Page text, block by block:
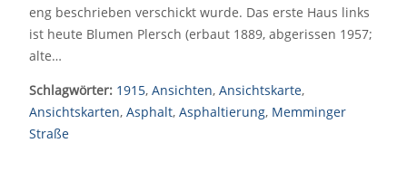
eng beschrieben verschickt wurde. Das erste Haus links
ist heute Blumen Plersch (erbaut 1889, abgerissen 1957;
alte…
Schlagwörter: 1915, Ansichten, Ansichtskarte,
Ansichtskarten, Asphalt, Asphaltierung, Memminger
Straße